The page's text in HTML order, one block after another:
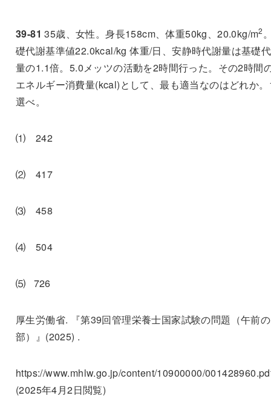
39-81 35歳、女性。身長158cm、体重50kg、20.0kg/m2
礎代謝基準値22.0kcal/kg体重/日、安静時代謝量は基礎
量の1.1倍。 5.0メッツの活動を2時間行った。その2時間
エネルギー消費量(kcal)として、最も適当なのはどれか。
選べ。
⑴ 242
⑵ 417
⑶ 458
⑷ 504
⑸ 726
厚生労働省. 『第39回管理栄養士国家試験の問題（午前の
部）』(2025) .
https://www.mhlw.go.jp/content/10900000/
(2025年4月2日閲覧)